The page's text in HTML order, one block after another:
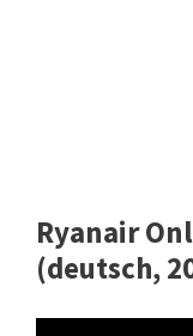
Ryanair
(deutsch,